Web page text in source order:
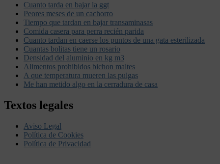
Cuanto tarda en bajar la ggt
Peores meses de un cachorro
Tiempo que tardan en bajar transaminasas
Comida casera para perra recién parida
Cuanto tardan en caerse los puntos de una gata esterilizada
Cuantas bolitas tiene un rosario
Densidad del aluminio en kg m3
Alimentos prohibidos bichon maltes
A que temperatura mueren las pulgas
Me han metido algo en la cerradura de casa
Textos legales
Aviso Legal
Política de Cookies
Política de Privacidad